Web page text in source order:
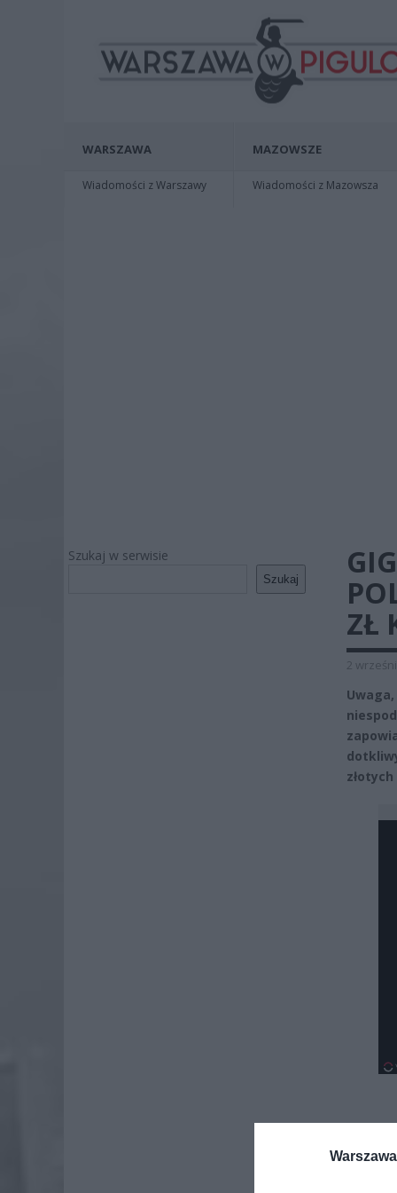
WARSZAWA
Wiadomości z Warszawy
MAZOWSZE
Wiadomości z Mazowsza
Szukaj w serwisie
Szukaj
ZŁ
2